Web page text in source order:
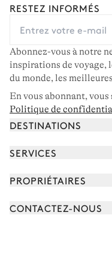
RESTEZ INFORMÉS
Abonnez-vous à notre
inspirations de voyage,
du monde, les
En vous abonnant,
Politique de
DESTINATIONS
Corse
Cap Ferret
SERVICES
Réserver vos vacances
Rencontrer votre concierge
PROPRIÉTAIRES
CONTACTEZ-NOUS